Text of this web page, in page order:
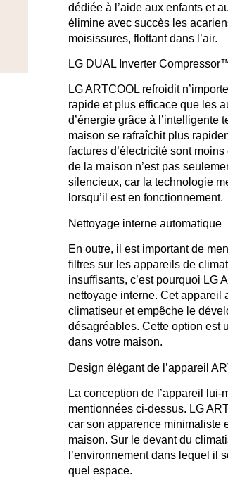
dédiée à l’aide aux enfants et
élimine avec succès les
moisissures, flottant dans l’air.
LG DUAL Inverter
LG ARTCOOL refroidit
rapide et plus efficace que les
d’énergie grâce à l’intelligente
maison se rafraîchit plus
factures d’électricité sont
de la maison n’est pas
silencieux, car la technologie
lorsqu’il est en fonctionnement.
Nettoyage interne automatique
En outre, il est important de
filtres sur les appareils de
insuffisants, c’est pourquoi LG
nettoyage interne. Cet appareil
climatiseur et empêche le
désagréables. Cette option est
dans votre maison.
Design élégant de l’appareil
La conception de l’appareil lui-
mentionnées ci-dessus. LG
car son apparence minimaliste
maison. Sur le devant du
l’environnement dans lequel il
quel espace.